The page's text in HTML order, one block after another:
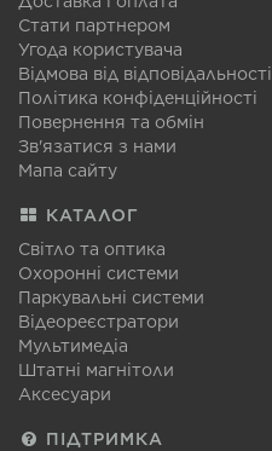
Стати партнером
Угода користувача
Відмова від відповідальності
Політика конфіденційності
Повернення та обмін
Зв'язатися з нами
Мапа сайту
КАТАЛОГ
Світло та оптика
Охоронні системи
Паркувальні системи
Відеореєстратори
Мультимедіа
Штатні магнітоли
Аксесуари
ПІДТРИМКА